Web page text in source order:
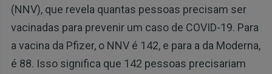
(NNV), que revela quantas pessoas precisam ser
vacinadas para prevenir um caso de COVID-19. Para
a vacina da Pfizer, o NNV é 142, e para a da Moderna,
é 88. Isso significa que 142 pessoas precisariam